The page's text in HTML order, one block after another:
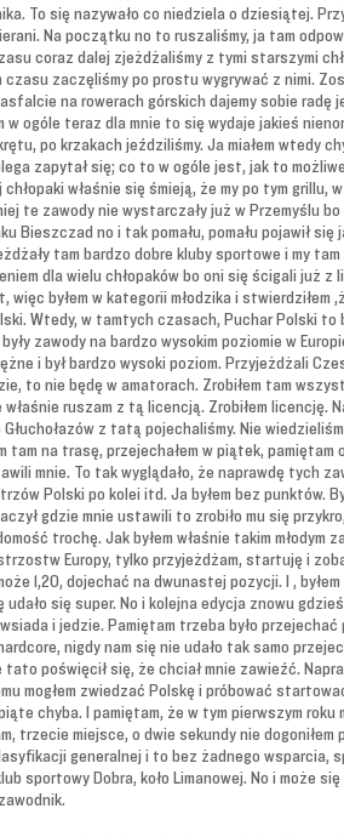
To się nazywało co niedziela o dziesiątej.
Na początku no to ruszaliśmy, ja tam
coraz dalej zjeżdżaliśmy z tymi starszymi
zaczęliśmy po prostu wygrywać z nimi.
na rowerach górskich dajemy sobie
w ogóle teraz dla mnie to się wydaje jakieś
po krzakach jeździliśmy. Ja miałem wtedy
zapytał się; co to w ogóle jest, jak to
właśnie się śmieją, że my po tym
te zawody nie wystarczały już w Przemyślu
Bieszczad no i tak pomału, pomału pojawił
tam bardzo dobre kluby sportowe i my
dla wielu chłopaków bo oni się ścigali już
więc byłem w kategorii młodzika i
Wtedy, w tamtych czasach, Puchar Polski to
zawody na bardzo wysokim poziomie w
i był bardzo wysoki poziom. Przyjeżdżali
to nie będę w amatorach. Zrobiłem tam
ruszam z tą licencją. Zrobiłem
z tatą pojechaliśmy. Nie
tam na trasę, przejechałem w piątek,
mnie. To tak wyglądało, że naprawdę tych
Polski po kolei itd. Ja byłem bez punktów.
gdzie mnie ustawili to zrobiło mu się
trochę. Jak byłem właśnie takim młodym
Europy, tylko przyjeżdżam, startuję i
1,20, dojechać na dwunastej pozycji. I ,
udało się super. No i kolejna edycja znowu
i jedzie. Pamiętam trzeba było
nigdy nam się nie udało tak samo
poświęcił się, że chciał mnie zawieźć.
mogłem zwiedzać Polskę i próbować
chyba. I pamiętam, że w tym pierwszym roku
trzecie miejsce, o dwie sekundy nie
generalnej i to bez żadnego wsparcia,
sportowy Dobra, koło Limanowej. No i może